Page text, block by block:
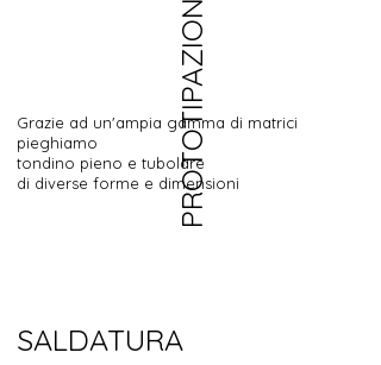
PROTOTIPAZIONE
Grazie ad un'ampia gamma di matrici
pieghiamo
tondino pieno e tubolare
di diverse forme e dimensioni
SALDATURA